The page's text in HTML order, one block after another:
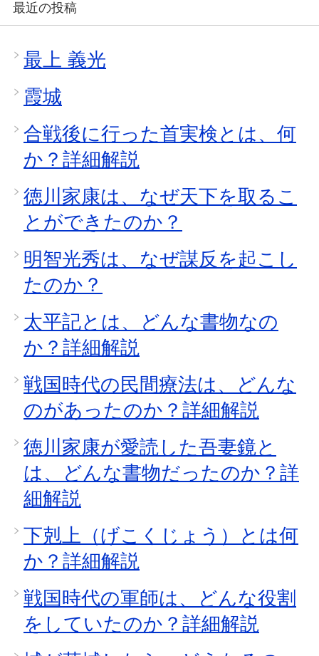
最近の投稿
最上 義光
霞城
合戦後に行った首実検とは、何
か？詳細解説
徳川家康は、なぜ天下を取るこ
とができたのか？
明智光秀は、なぜ謀反を起こし
たのか？
太平記とは、どんな書物なの
か？詳細解説
戦国時代の民間療法は、どんな
のがあったのか？詳細解説
徳川家康が愛読した吾妻鏡と
は、どんな書物だったのか？詳
細解説
下剋上（げこくじょう）とは何
か？詳細解説
戦国時代の軍師は、どんな役割
をしていたのか？詳細解説